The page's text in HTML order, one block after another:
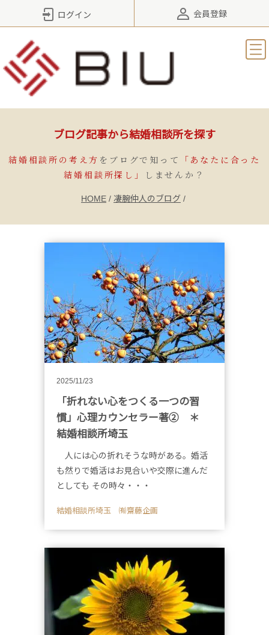
ログイン 会員登録
ブログ記事から結婚相談所を探す
結婚相談所の考え方 をブログで知って
「あなたに合った
結婚相談所探し」
しませんか？
HOME / 凄腕仲人のブログ /
2025/11/23
「折れない心をつくる一つの習
慣」心理カウンセラー著② ＊
結婚相談所埼玉
人には心の折れそうな時がある。婚活
も然りで婚活はお見合いや交際に進んだ
としても その時々・・・
結婚相談所埼玉 ㈲齋藤企画